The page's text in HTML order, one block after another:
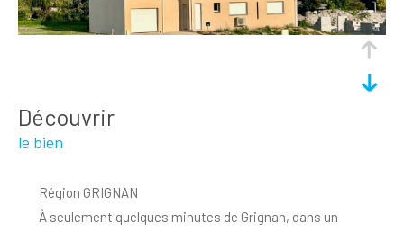
découvrir
le bien
Région GRIGNAN
À seulement quelques minutes de Grignan, dans un